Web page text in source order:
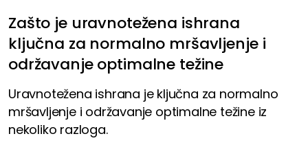
Zašto je uravnotežena ishrana
ključna za normalno mršavljenje i
održavanje optimalne težine
Uravnotežena ishrana je ključna za normalno
mršavljenje i održavanje optimalne težine iz
nekoliko razloga.